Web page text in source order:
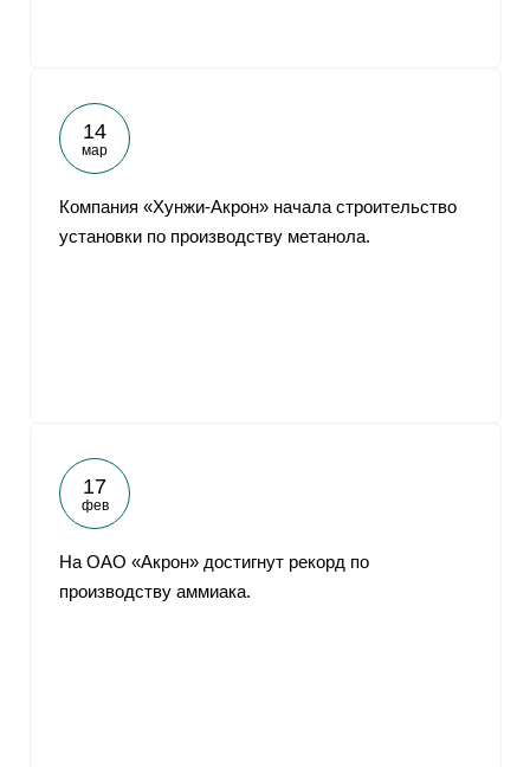
14
мар
Компания «Хунжи-Акрон» начала строительство
установки по производству метанола.
17
фев
На ОАО «Акрон» достигнут рекорд по
производству аммиака.